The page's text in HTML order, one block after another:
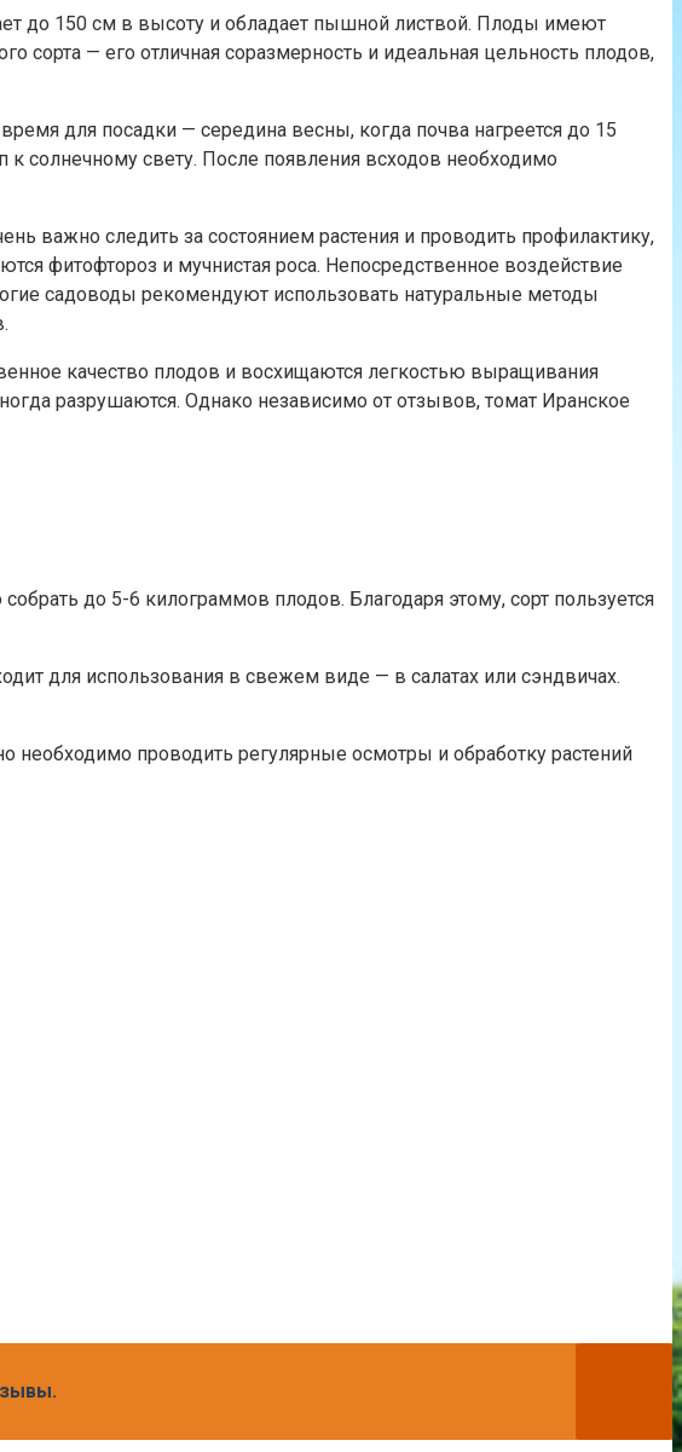
до 150 см в высоту и обладает пышной листвой. Плоды имеют
сорта — его отличная соразмерность и идеальная цельность плодов,
для посадки — середина весны, когда почва нагреется до 15
солнечному свету. После появления всходов необходимо
важно следить за состоянием растения и проводить профилактику,
фитофтороз и мучнистая роса. Непосредственное воздействие
садоводы рекомендуют использовать натуральные методы
качество плодов и восхищаются легкостью выращивания
разрушаются. Однако независимо от отзывов, томат Иранское
до 5-6 килограммов плодов. Благодаря этому, сорт пользуется
для использования в свежем виде — в салатах или сэндвичах.
проводить регулярные осмотры и обработку растений